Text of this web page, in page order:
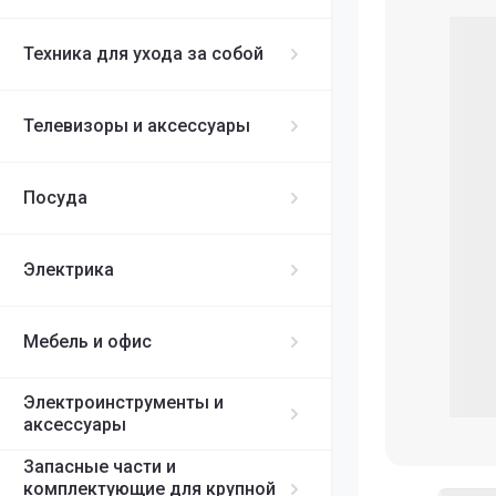
Стиральные
Кухонные
Минипечи-
Техника для ухода за собой
Телевизоры и аксессуары
Посуда
Электрика
Мебель и офис
Электроинструменты и
аксессуары
Запасные части и
комплектующие для крупной